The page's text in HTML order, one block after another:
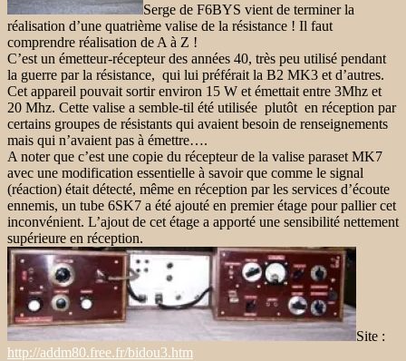
Serge de F6BYS vient de terminer la
réalisation d’une quatrième valise de la résistance ! Il faut
comprendre réalisation de A à Z !
C’est un émetteur-récepteur des années 40, très peu utilisé pendant
la guerre par la résistance, qui lui préférait la B2 MK3 et d’autres.
Cet appareil pouvait sortir environ 15 W et émettait entre 3Mhz et
20 Mhz. Cette valise a semble-til été utilisée plutôt en réception par
certains groupes de résistants qui avaient besoin de renseignements
mais qui n’avaient pas à émettre….
A noter que c’est une copie du récepteur de la valise paraset MK7
avec une modification essentielle à savoir que comme le signal
(réaction) était détecté, même en réception par les services d’écoute
ennemis, un tube 6SK7 a été ajouté en premier étage pour pallier cet
inconvénient. L’ajout de cet étage a apporté une sensibilité nettement
supérieure en réception.
Site :
http://addm80.free.fr/bidou3.htm